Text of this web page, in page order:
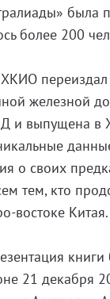
была
более 200
переиздал
железной
выпущена в
о своих
тем, кто
востоке Китая.
21 декабря